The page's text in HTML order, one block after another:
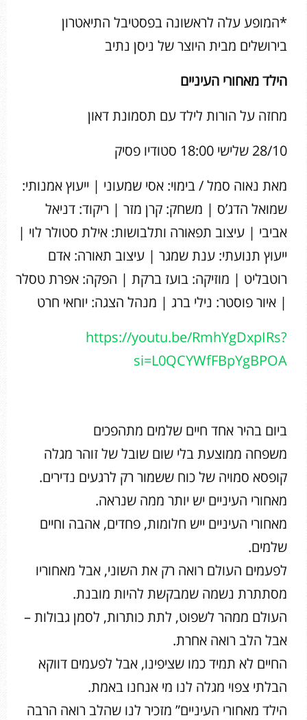
*המופע עלה לראשונה בפסטיבל התיאטרון
בירושלים מבית היוצר של ניסן נתיב
הילד מאחורי העיניים
מחזה על הורות לילד עם תסמונת דאון
28/10 שלישי 18:00 סטודיו פסיק
מאת נאוה סמל / בימוי: אסי שמעוני | ייעוץ אמנותי:
שמואל הדג’ס | משחק: קרן מזר | ריקוד: דניאל
אביבי | עיצוב תפאורה ותלבושות: אילת סטולר לוי |
ייעוץ תנועתי: ענת שמגר | עיצוב תאורה: אדם
רוטבליט | מוזיקה: בועז ברקת | הפקה: אפרת טסלר
| איור פוסטר: נילי ברג | מנהל הצגה: יוחאי חרט
https://youtu.be/RmhYgDxpIRs?
si=L0QCYWfFBpYgBPOA
ביום בהיר אחד חיים שלמים מתהפכים
משפחה ממוצעת בלי שום שובל של זוהר מגלה
קופסא סמויה של כוח ששמור רק לרגעים נדירים.
מאחורי העיניים יש יותר ממה שנראה.
מאחורי העיניים ייש חלומות, פחדים, אהבה וחיים
שלמים.
לפעמים העולם רואה רק את השוני, אבל מאחוריו
מסתתרת נשמה שמבקשת להיות מובנת.
העולם ממהר לשפוט, לתת כותרות, לסמן גבולות –
אבל הלב רואה אחרת.
החיים לא תמיד כמו שציפינו, אבל לפעמים דווקא
הבלתי צפוי מגלה לנו מי אנחנו באמת.
הילד מאחורי העיניים” מזכיר לנו שהלב רואה הרבה